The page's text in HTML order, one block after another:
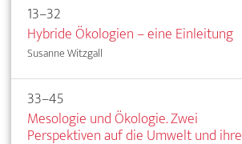
13–32
Hybride Ökologien – eine Einleitung
Susanne Witzgall
33–45
Mesologie und Ökologie. Zwei
Perspektiven auf die Umwelt und ihre